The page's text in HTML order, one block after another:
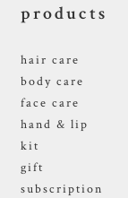
products
hair care
body care
face care
hand & lip
kit
gift
subscription